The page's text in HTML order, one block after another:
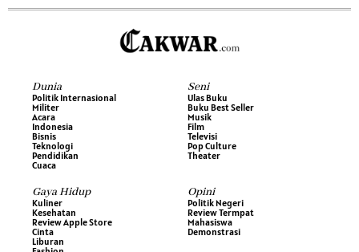
Dunia
Politik Internasional
Militer
Acara
Indonesia
Bisnis
Teknologi
Pendidikan
Cuaca
Seni
Ulas Buku
Buku Best Seller
Musik
Film
Televisi
Pop Culture
Theater
Gaya Hidup
Kuliner
Kesehatan
Review Apple Store
Cinta
Liburan
Opini
Politik Negeri
Review Termpat
Mahasiswa
Demonstrasi